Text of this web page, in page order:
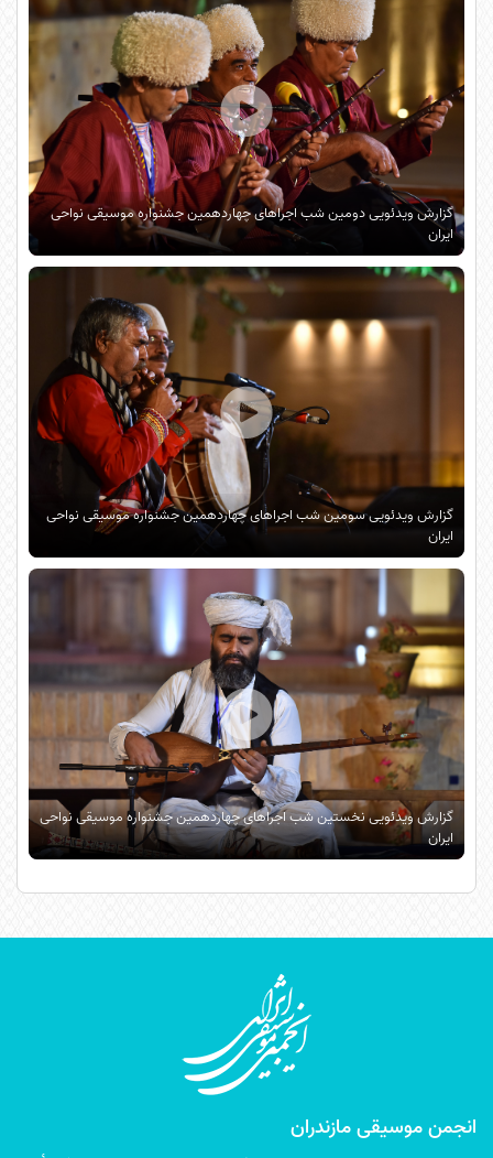
گزارش ویدئویی دومین شب اجراهای چهاردهمین جشنواره موسیقی نواحی
ایران
گزارش ویدئویی سومین شب اجراهای چهاردهمین جشنواره موسیقی نواحی
ایران
گزارش ویدئویی نخستین شب اجراهای چهاردهمین جشنواره موسیقی نواحی
ایران
انجمن موسیقی مازندران